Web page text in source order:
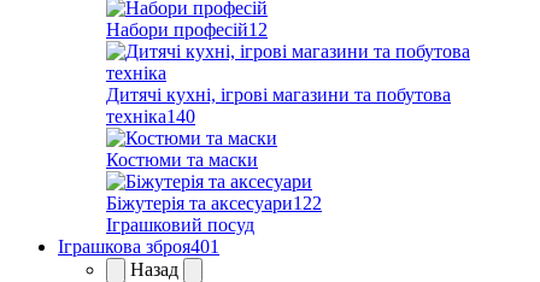
Набори професій12
Дитячі кухні, ігрові магазини та побутова
техніка140
Костюми та маски
Біжутерія та аксесуари122
Іграшковий посуд
Іграшкова зброя401
Назад